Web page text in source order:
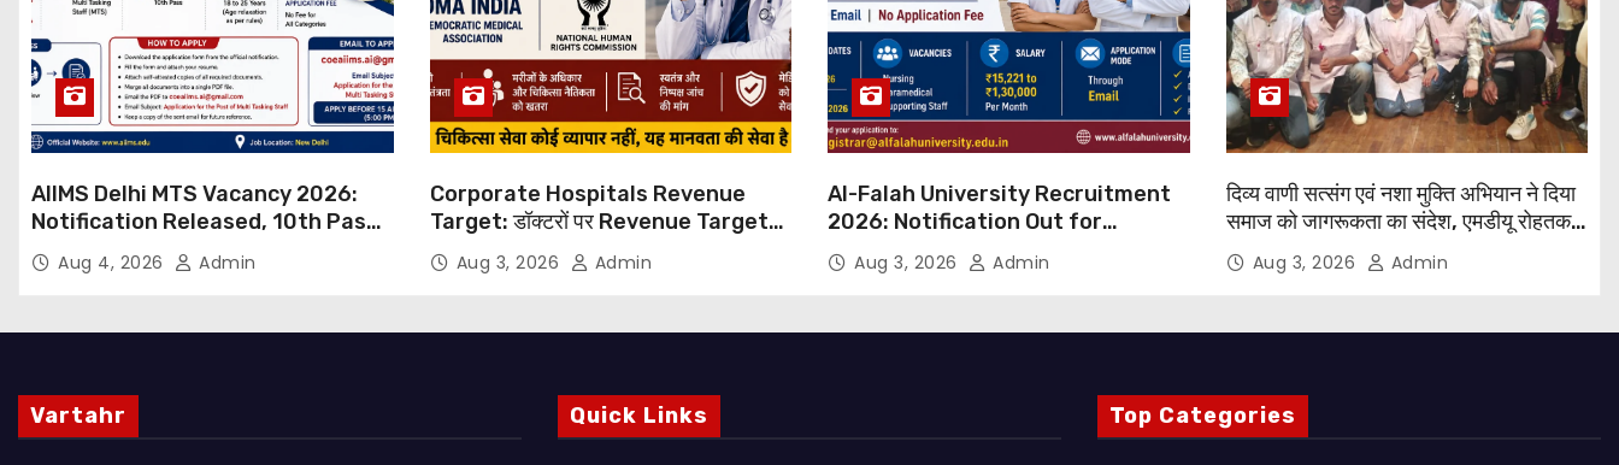
AIIMS Delhi MTS Vacancy 2026:
Notification Released, 10th Pass
Candidates Can Apply Through
Email
Aug 4, 2026 Admin
Corporate Hospitals Revenue
Target: डॉक्टरों पर Revenue Targets
थोपने के खिलाफ DMA India का बड़ा कदम,
NHRC से Suo Motu जांच की मांग
Aug 3, 2026 Admin
Al-Falah University Recruitment
2026: Notification Out for
Nursing, Paramedical &
Supporting Staff Posts, Apply
Aug 3, 2026 Admin
दिव्य वाणी सत्संग एवं नशा मुक्ति अभियान ने दिया
समाज को जागरूकता का संदेश, एमडीयू रोहतक में
हजारों लोगों ने लिया संकल्प
Aug 3, 2026 Admin
Vartahr Quick Links Top Categories